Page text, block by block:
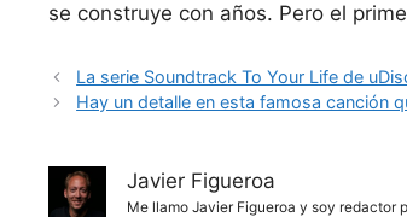
se construye con años. Pero el
La serie Soundtrack To Your Life de
Hay un detalle en esta famosa canción
Javier Figueroa
Me llamo Javier Figueroa y soy redactor